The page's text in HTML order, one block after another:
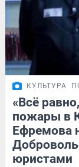
КУЛЬТУРА
«Всё
пожары в
Ефремова
юристами